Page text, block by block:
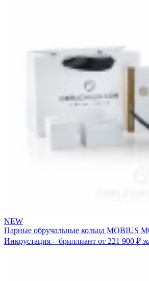
NEW
Парные обручальные кольца MOBIUS
Инкрустация – бриллиант от 221 900 ₽